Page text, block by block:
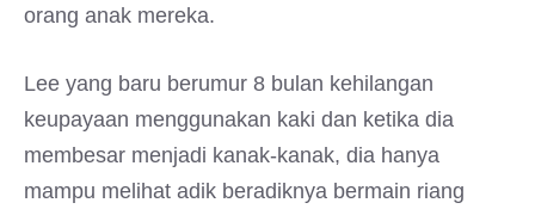
orang anak mereka.
Lee yang baru berumur 8 bulan kehilangan
keupayaan menggunakan kaki dan ketika dia
membesar menjadi kanak-kanak, dia hanya
mampu melihat adik beradiknya bermain riang